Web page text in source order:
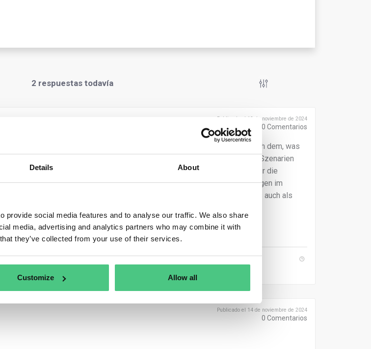
Details About
provide social media features and to analyse our traffic. We also share
media, advertising and analytics partners who may combine it with
they’ve collected from your use of their services.
Customize Allow all
2 respuestas todavía
Publicado el 12 de noviembre de 2024
0 Comentarios
eine Frage für einen unserer Kollegen aus der Wirtschaftsprüfung. Nach dem, was
und sehen, kann Ökostrom alle 3 Aspekte darstellen (wie haben alle 3 Szenarien
im Bereich Energie E2, eine positive Auswirkung im Bereich S3 für die
Falle von Überschüssen und natürlich für wesentliche negative Auswirkungen im
(z. B. zu hohe Abhängigkeit von fossilen Energien) kann es auch als
Publicado el 14 de noviembre de 2024
0 Comentarios